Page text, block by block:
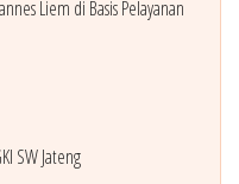
Liem di Basis Pelayanan
SW Jateng